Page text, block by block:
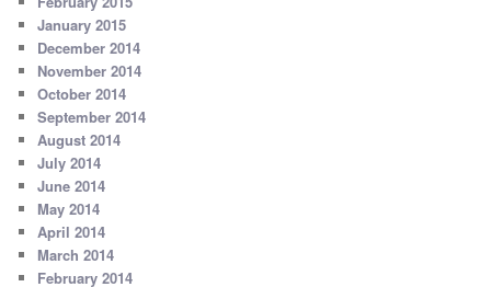
January 2015
December 2014
November 2014
October 2014
September 2014
August 2014
July 2014
June 2014
May 2014
April 2014
March 2014
February 2014